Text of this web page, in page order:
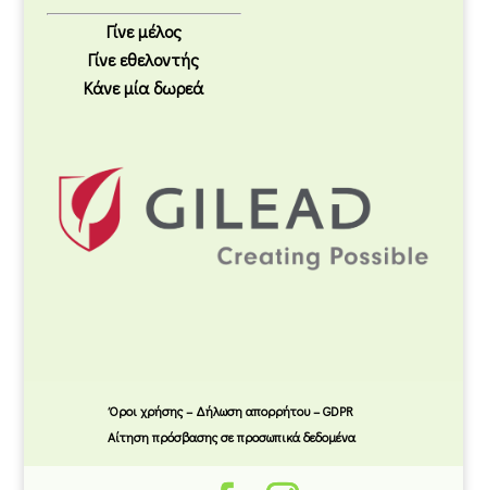
Γίνε μέλος
Γίνε εθελοντής
Κάνε μία δωρεά
Όροι χρήσης – Δήλωση απορρήτου – GDPR
Αίτηση πρόσβασης σε προσωπικά δεδομένα